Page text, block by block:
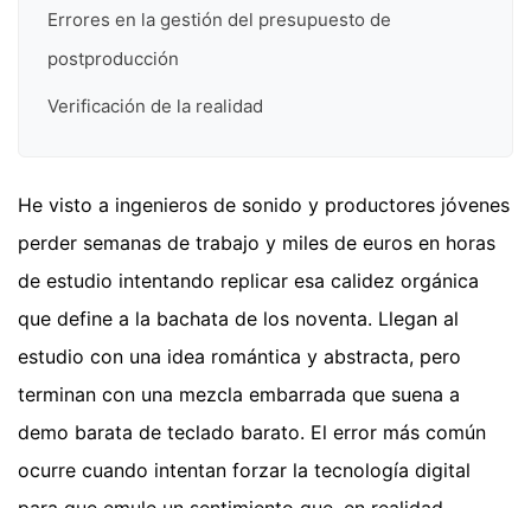
Errores en la gestión del presupuesto de
postproducción
Verificación de la realidad
He visto a ingenieros de sonido y productores jóvenes
perder semanas de trabajo y miles de euros en horas
de estudio intentando replicar esa calidez orgánica
que define a la bachata de los noventa. Llegan al
estudio con una idea romántica y abstracta, pero
terminan con una mezcla embarrada que suena a
demo barata de teclado barato. El error más común
ocurre cuando intentan forzar la tecnología digital